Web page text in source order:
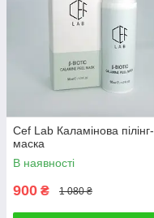
Cef Lab Каламінова пілінг-
маска
В наявності
900 ₴ 1 080 ₴